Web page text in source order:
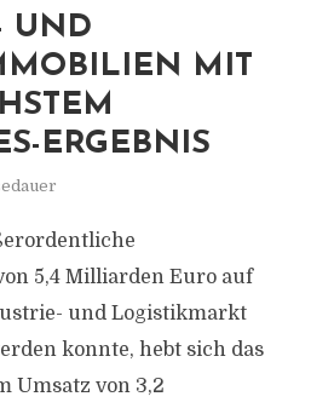
UND
MIT
ERGEBNIS
5,4 Milliarden Euro auf
und Logistikmarkt
konnte, hebt sich das
Umsatz von 3,2